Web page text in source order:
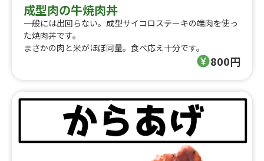
成型肉の牛焼肉丼
一般には出回らない。成型サイコロステーキの端肉を使っ
た焼肉丼です。
まさかの肉と米がほぼ同量。食べ応え十分です。
800円